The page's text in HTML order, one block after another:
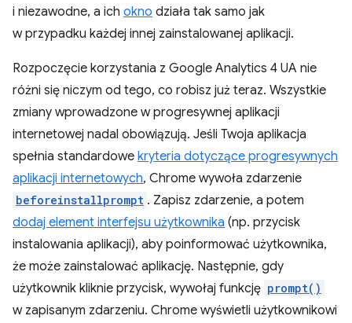
i niezawodne, a ich okno działa tak samo jak
w przypadku każdej innej zainstalowanej aplikacji.
Rozpoczęcie korzystania z Google Analytics 4 UA nie
różni się niczym od tego, co robisz już teraz. Wszystkie
zmiany wprowadzone w progresywnej aplikacji
internetowej nadal obowiązują. Jeśli Twoja aplikacja
spełnia standardowe kryteria dotyczące progresywnych
aplikacji internetowych, Chrome wywoła zdarzenie
beforeinstallprompt . Zapisz zdarzenie, a potem
dodaj element interfejsu użytkownika (np. przycisk
instalowania aplikacji), aby poinformować użytkownika,
że może zainstalować aplikację. Następnie, gdy
użytkownik kliknie przycisk, wywołaj funkcję prompt()
w zapisanym zdarzeniu. Chrome wyświetli użytkownikowi